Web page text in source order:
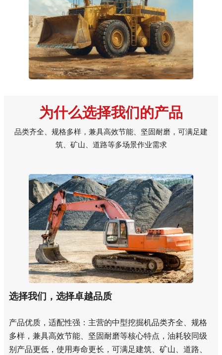
为什么选择我们的产品
品类齐全、规格多样，兼具高效节能、坚固耐磨，可满足建
筑、矿山、道路等多场景作业需求
选择我们，选择卓越品质
产品优质，适配性强：主营的中型挖掘机品类齐全、规格
多样，兼具高效节能、坚固耐磨等核心特点，油耗较同级
别产品更低，使用寿命更长，可满足建筑、矿山、道路、